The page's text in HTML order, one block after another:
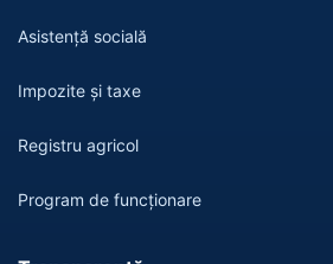
Asistență socială
Impozite și taxe
Registru agricol
Program de funcționare